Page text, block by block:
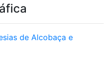
de Alcobaça e